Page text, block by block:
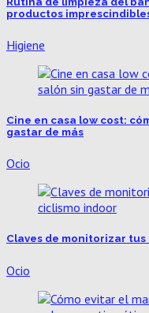
productos
Higiene
Cine en casa low cost:
gastar de más
Ocio
Claves de monitorizar
Ocio